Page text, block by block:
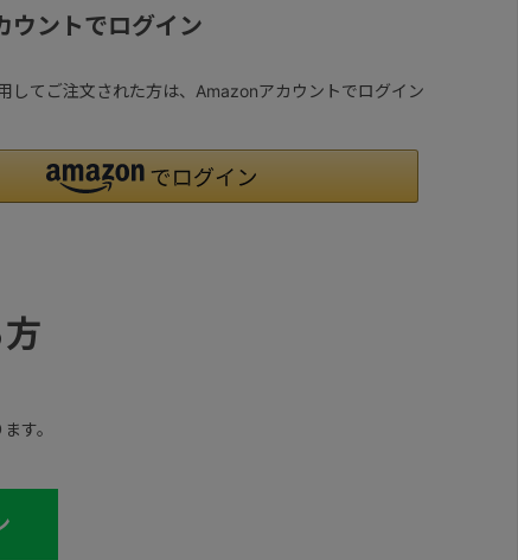
ウントでログイン
してご注文された方は、Amazonアカウントでログイン
す。